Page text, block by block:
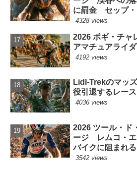
に罰金 セップ・
4328 views
2026 ポギ・チ
アマチュアライ
4192 views
Lidl-Trekのマッ
役引退するレー
4036 views
2026 ツール・ド
ージ レムコ・エ
バイクに阻まれる
3542 views